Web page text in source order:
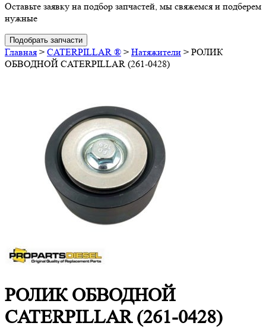
Оставьте заявку на подбор запчастей, мы свяжемся и подберем
нужные
Подобрать запчасти
Главная > CATERPILLAR ® > Натяжители > РОЛИК
ОБВОДНОЙ CATERPILLAR (261-0428)
РОЛИК ОБВОДНОЙ
CATERPILLAR (261-0428)